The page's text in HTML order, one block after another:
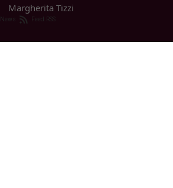
Margherita Tizzi
News Feed RSS